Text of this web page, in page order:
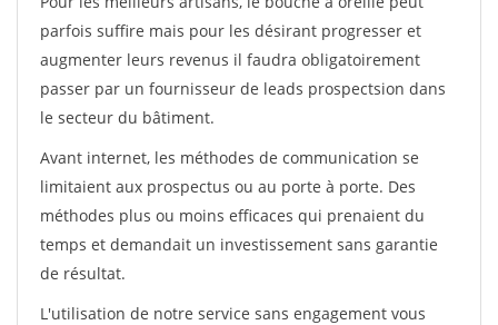
parfois suffire mais pour les désirant progresser et
augmenter leurs revenus il faudra obligatoirement
passer par un fournisseur de leads prospectsion dans
le secteur du bâtiment.
Avant internet, les méthodes de communication se
limitaient aux prospectus ou au porte à porte. Des
méthodes plus ou moins efficaces qui prenaient du
temps et demandait un investissement sans garantie
de résultat.
L'utilisation de notre service sans engagement vous